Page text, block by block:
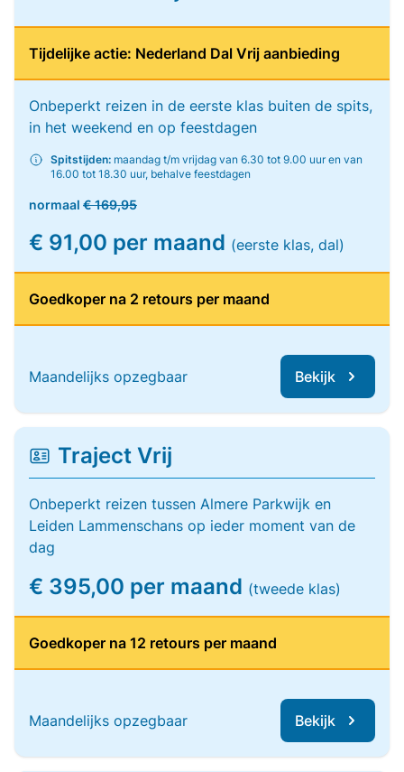
Tijdelijke actie: Nederland Dal Vrij aanbieding
Onbeperkt reizen in de eerste klas buiten de spits,
in het weekend en op feestdagen
Spitstijden: maandag t/m vrijdag van 6.30 tot 9.00 uur en van
16.00 tot 18.30 uur, behalve feestdagen
normaal € 169,95
€ 91,00 per maand (eerste klas, dal)
Goedkoper na 2 retours per maand
Maandelijks opzegbaar Bekijk
Traject Vrij
Onbeperkt reizen tussen Almere Parkwijk en
Leiden Lammenschans op ieder moment van de
dag
€ 395,00 per maand (tweede klas)
Goedkoper na 12 retours per maand
Maandelijks opzegbaar Bekijk